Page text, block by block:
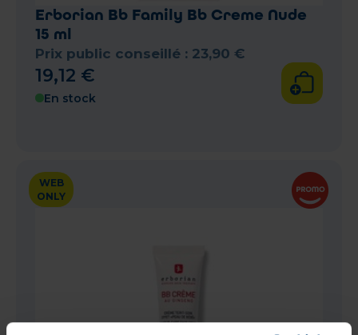
Erborian Bb Family Bb Creme Nude
15 ml
Prix public conseillé : 23,90 €
19,12 €
En stock
WEB
ONLY